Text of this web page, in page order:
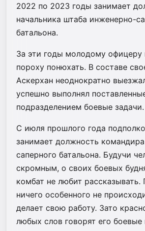
2022 по 2023 годы занимает
начальника штаба инженерно-
батальона.
За эти годы молодому офицеру
пороху понюхать. В составе
Аскерхан неоднократно
успешно выполнял
подразделением боевые задачи.
С июля прошлого года
занимает должность
саперного батальона. Будучи
скромным, о своих боевых
комбат не любит рассказывать.
ничего особенного не
делает свою работу. Зато
любых слов говорят его боевые